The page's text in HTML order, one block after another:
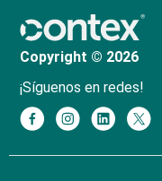
Copyright © 2026
¡Síguenos en redes!